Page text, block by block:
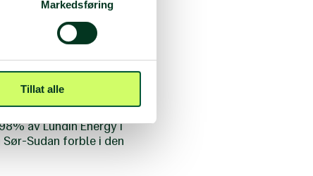
Markedsføring
Tillat alle
er en
aktøren på norsk
Sudan i 2003 om
av Lundin Energy i
Sudan forble i den